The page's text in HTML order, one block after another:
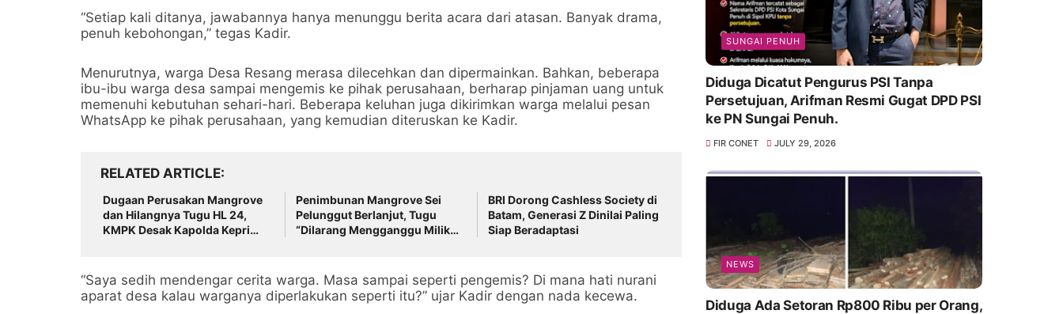
“Setiap kali ditanya, jawabannya hanya menunggu berita acara dari atasan. Banyak drama,
penuh kebohongan,” tegas Kadir.
Menurutnya, warga Desa Resang merasa dilecehkan dan dipermainkan. Bahkan, beberapa
ibu-ibu warga desa sampai mengemis ke pihak perusahaan, berharap pinjaman uang untuk
memenuhi kebutuhan sehari-hari. Beberapa keluhan juga dikirimkan warga melalui pesan
WhatsApp ke pihak perusahaan, yang kemudian diteruskan ke Kadir.
RELATED ARTICLE
Dugaan Perusakan Mangrove
dan Hilangnya Tugu HL 24,
KMPK Desak Kapolda Kepri
Penimbunan Mangrove Sei
Pelunggut Berlanjut, Tugu
“Dilarang Mengganggu Milik
BRI Dorong Cashless Society di
Batam, Generasi Z Dinilai Paling
Siap Beradaptasi
“Saya sedih mendengar cerita warga. Masa sampai seperti pengemis? Di mana hati nurani
aparat desa kalau warganya diperlakukan seperti itu?” ujar Kadir dengan nada kecewa.
SUNGAI PENUH
Diduga Dicatut Pengurus PSI Tanpa
Persetujuan, Arifman Resmi Gugat DPD PSI
ke PN Sungai Penuh.
FIR CONET JULY 29, 2026
NEWS
Diduga Ada Setoran Rp800 Ribu per Orang,